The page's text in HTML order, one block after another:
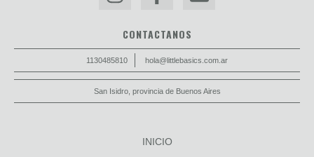
CONTACTANOS
1130485810 hola@littlebasics.com.ar
San Isidro, provincia de Buenos Aires
INICIO